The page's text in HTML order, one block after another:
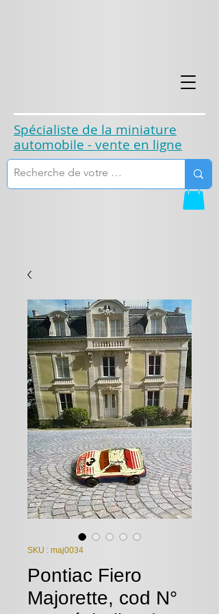
​Spécialiste de la miniature
automobile - vente en ligne
SKU : maj0034
Pontiac Fiero
Majorette, cod N°